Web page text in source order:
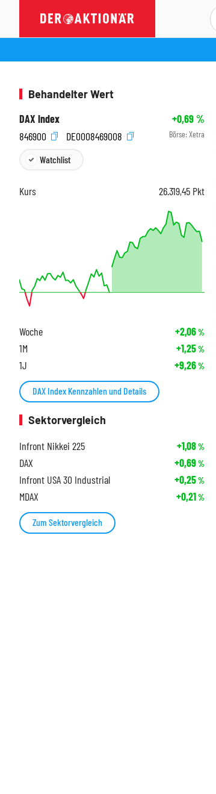
Behandelter Wert
DAX Index
+0,69%
846900
DE0008469008 Börse: Xetra
Watchlist
Kurs 26.319,45 Pkt
Woche +2,06%
1M +1,25%
1J +9,26%
DAX Index Kennzahlen und Details
Sektorvergleich
Infront Nikkei 225
+1,08%
DAX +0,69%
Infront USA 30 Industrial +0,25%
MDAX +0,21%
Zum Sektorvergleich